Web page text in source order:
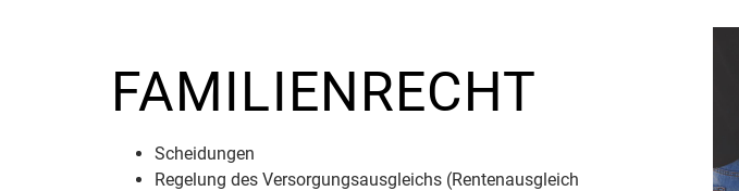
FAMILIENRECHT
Scheidungen
Regelung des Versorgungsausgleichs (Rentenausgleich